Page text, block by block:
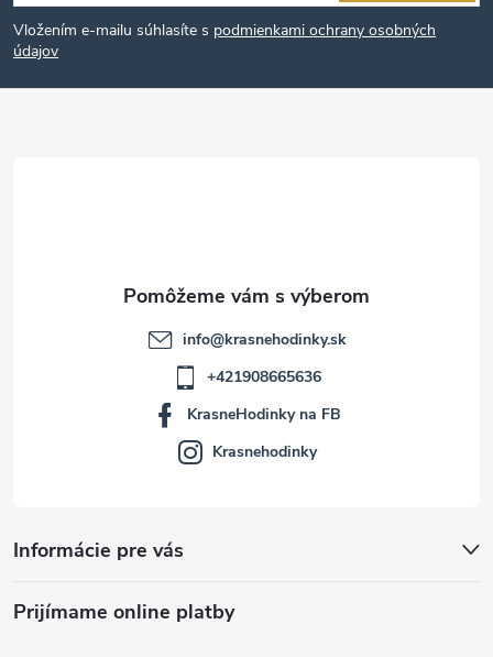
p
Vložením e-mailu súhlasíte s podmienkami ochrany osobných
údajov
Informácie pre vás
Prijímame online platby
info@krasnehodinky.sk
+421908665636
KrasneHodinky na FB
Krasnehodinky